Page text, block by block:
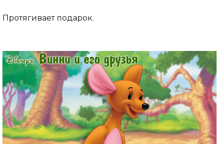
Протягивает подарок.